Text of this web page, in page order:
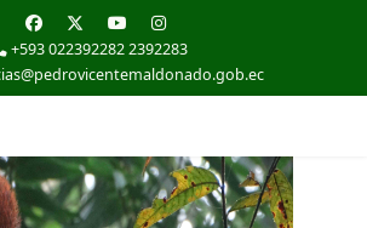
+593 022392282 2392283